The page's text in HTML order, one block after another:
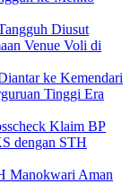
Diusut
Venue Voli di
ke Kemendari
Tinggi Era
Klaim BP
dengan STH
Manokwari Aman